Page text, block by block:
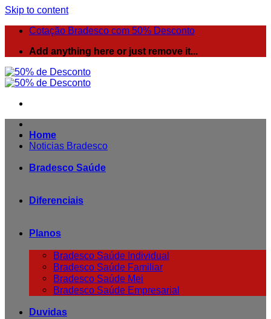
Skip to content
Cotação Bradesco com 50% Desconto
Add anything here or just remove it...
Noticias Bradesco
Home
Bradesco Saúde
Diferenciais
Planos
Bradesco Saúde Individual
Bradesco Saúde Familiar
Bradesco Saúde Mei
Bradesco Saúde Empresarial
Duvidas